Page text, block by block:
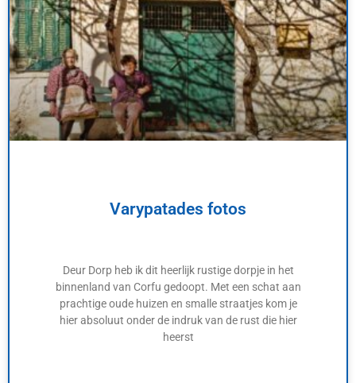
Varypatades fotos
Deur Dorp heb ik dit heerlijk rustige dorpje in het
binnenland van Corfu gedoopt. Met een schat aan
prachtige oude huizen en smalle straatjes kom je
hier absoluut onder de indruk van de rust die hier
heerst